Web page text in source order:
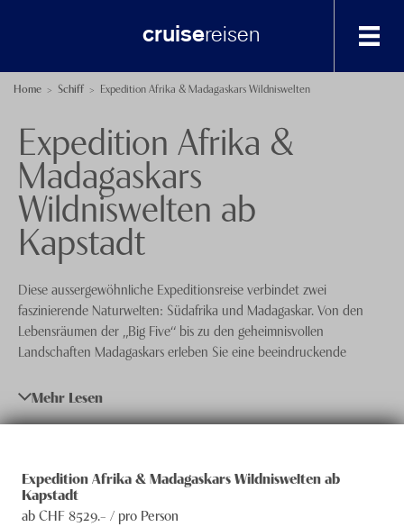
cruisereisen
Destinationen
Afrika, Indischer Ozean und Orient
Asien
Australien und Neuseeland
Karibik und Zentralamerika
Nordeuropa
Nordost- und Nordwestpassage
Südsee und Hawaii
Spezialisten-Team
+41 41 729 14 23
Anfrage senden
Feedback
Events
Nachhaltigkeit
Knecht Gruppe
Home Schiff Expedition Afrika & Madagaskars Wildniswelten
Expedition Afrika &
Madagaskars
Wildniswelten ab
Kapstadt
Diese aussergewöhnliche Expeditionsreise verbindet zwei
faszinierende Naturwelten: Südafrika und Madagaskar. Von den
Lebensräumen der „Big Five“ bis zu den geheimnisvollen
Landschaften Madagaskars erleben Sie eine beeindruckende
lokale Kulturen.
Mehr Lesen
Expedition Afrika & Madagaskars Wildniswelten ab
Kapstadt
ab CHF8529.– / pro Person